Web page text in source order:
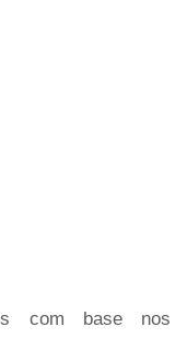
com base nos